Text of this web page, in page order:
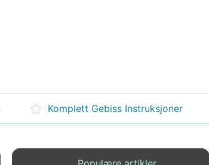
Komplett Gebiss Instruksjoner